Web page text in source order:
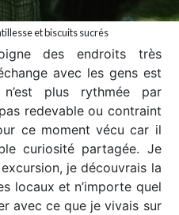
et biscuits sucrés
des endroits très
avec les gens est
plus rythmée par
redevable ou contraint
ce moment vécu car il
curiosité partagée. Je
je découvrais la
locaux et n’importe quel
avec ce que je vivais sur